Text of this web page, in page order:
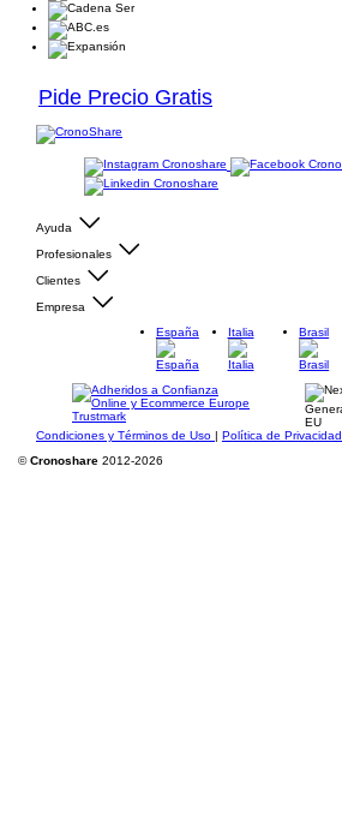
Pide Precio Gratis
Ayuda
Profesionales
Clientes
Empresa
España
Italia Brasil
Condiciones y Términos de Uso | Política de Privacidad
©Cronoshare 2012-2026